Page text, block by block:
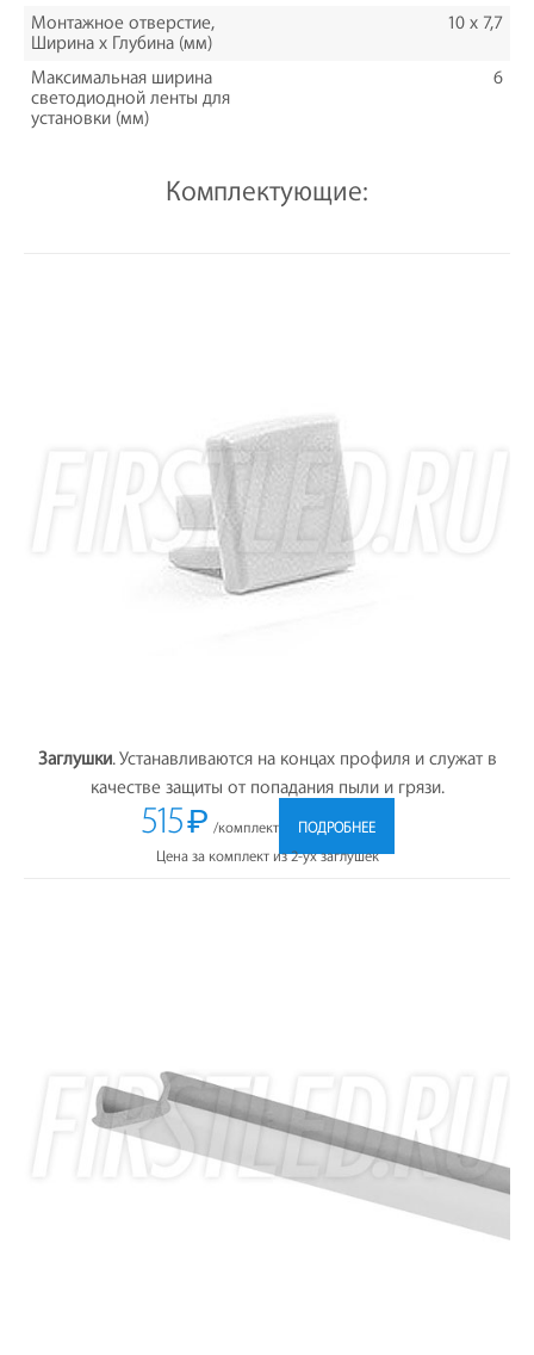
Монтажное отверстие,
Ширина х Глубина (мм)
10 х 7,7
Максимальная ширина
светодиодной ленты для
установки (мм)
6
Комплектующие:
Заглушки. Устанавливаются на концах профиля и служат в
качестве защиты от попадания пыли и грязи.
515₽ /комплект
ПОДРОБНЕЕ
Цена за комплект из 2-ух заглушек